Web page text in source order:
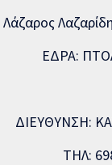
Λάζαρος
ΕΔΡΑ:
ΔΙΕΥΘΥΝΣΗ:
ΤΗΛ: